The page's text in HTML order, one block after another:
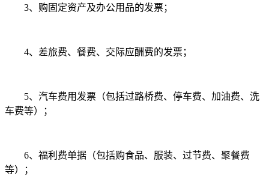
3、购固定资产及办公用品的发票；
4、差旅费、餐费、交际应酬费的发票；
5、汽车费用发票（包括过路桥费、停车费、加油费、洗
车费等）；
6、福利费单据（包括购食品、服装、过节费、聚餐费
等）；